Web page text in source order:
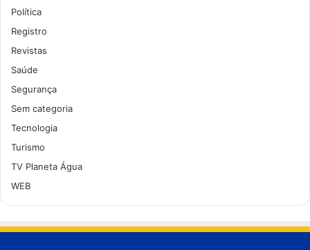
Política
Registro
Revistas
Saúde
Segurança
Sem categoria
Tecnologia
Turismo
TV Planeta Água
WEB